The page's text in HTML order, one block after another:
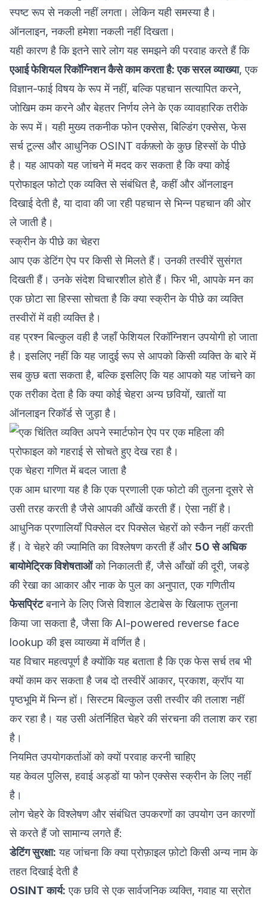
स्पष्ट रूप से नकली नहीं लगता। लेकिन यही समस्या है।
ऑनलाइन, नकली हमेशा नकली नहीं दिखता।
यही कारण है कि इतने सारे लोग यह समझने की परवाह करते हैं कि
एआई फेशियल रिकॉग्निशन कैसे काम करता है: एक सरल व्याख्या, एक
विज्ञान-फाई विषय के रूप में नहीं, बल्कि पहचान सत्यापित करने,
जोखिम कम करने और बेहतर निर्णय लेने के एक व्यावहारिक तरीके
के रूप में। यही मुख्य तकनीक फोन एक्सेस, बिल्डिंग एक्सेस, फेस
सर्च टूल्स और आधुनिक OSINT वर्कफ़्लो के कुछ हिस्सों के पीछे
है। यह आपको यह जांचने में मदद कर सकता है कि क्या कोई
प्रोफाइल फोटो एक व्यक्ति से संबंधित है, कहीं और ऑनलाइन
दिखाई देती है, या दावा की जा रही पहचान से भिन्न पहचान की ओर
ले जाती है।
स्क्रीन के पीछे का चेहरा
आप एक डेटिंग ऐप पर किसी से मिलते हैं। उनकी तस्वीरें सुसंगत
दिखती हैं। उनके संदेश विचारशील होते हैं। फिर भी, आपके मन का
एक छोटा सा हिस्सा सोचता है कि क्या स्क्रीन के पीछे का व्यक्ति
तस्वीरों में वही व्यक्ति है।
वह प्रश्न बिल्कुल वही है जहाँ फेशियल रिकॉग्निशन उपयोगी हो जाता
है। इसलिए नहीं कि यह जादुई रूप से आपको किसी व्यक्ति के बारे में
सब कुछ बता सकता है, बल्कि इसलिए कि यह आपको यह जांचने का
एक तरीका देता है कि क्या कोई चेहरा अन्य छवियों, खातों या
ऑनलाइन रिकॉर्ड से जुड़ा है।
एक चेहरा गणित में बदल जाता है
एक आम धारणा यह है कि एक प्रणाली एक फोटो की तुलना दूसरे से
उसी तरह करती है जैसे आपकी आँखें करती हैं। ऐसा नहीं है।
आधुनिक प्रणालियाँ पिक्सेल दर पिक्सेल चेहरों को स्कैन नहीं करती
हैं। वे चेहरे की ज्यामिति का विश्लेषण करती हैं और 50 से अधिक
बायोमेट्रिक विशेषताओंको निकालती हैं, जैसे आँखों की दूरी, जबड़े
की रेखा का आकार और नाक के पुल का अनुपात, एक गणितीय
फेसप्रिंटबनाने के लिए जिसे विशाल डेटाबेस के खिलाफ तुलना
किया जा सकता है, जैसा कि AI-powered reverse face
lookup की इस व्याख्या में वर्णित है।
यह विचार महत्वपूर्ण है क्योंकि यह बताता है कि एक फेस सर्च तब भी
क्यों काम कर सकता है जब दो तस्वीरें आकार, प्रकाश, क्रॉप या
पृष्ठभूमि में भिन्न हों। सिस्टम बिल्कुल उसी तस्वीर की तलाश नहीं
कर रहा है। यह उसी अंतर्निहित चेहरे की संरचना की तलाश कर रहा
है।
नियमित उपयोगकर्ताओं को क्यों परवाह करनी चाहिए
यह केवल पुलिस, हवाई अड्डों या फोन एक्सेस स्क्रीन के लिए नहीं
है।
लोग चेहरे के विश्लेषण और संबंधित उपकरणों का उपयोग उन कारणों
से करते हैं जो सामान्य लगते हैं:
डेटिंग सुरक्षा: यह जांचना कि क्या प्रोफ़ाइल फ़ोटो किसी अन्य नाम के
तहत दिखाई देती है
OSINT कार्य: एक छवि से एक सार्वजनिक व्यक्ति, गवाह या स्रोत